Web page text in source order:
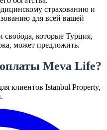
страхованию и
для всей вашей
свобода, которые Турция,
может предложить.
Meva Life?
клиентов Istanbul Property,